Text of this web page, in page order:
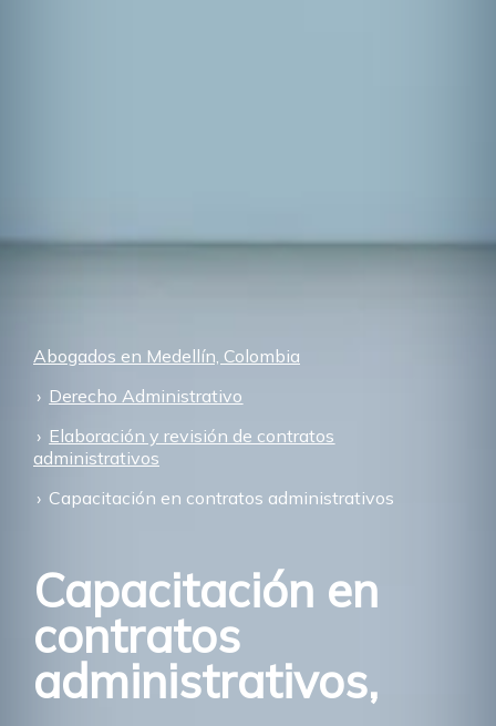
Abogados en Medellín, Colombia
Derecho Administrativo
Elaboración y revisión de contratos
administrativos
Capacitación en contratos administrativos
Capacitación en
contratos
administrativos,